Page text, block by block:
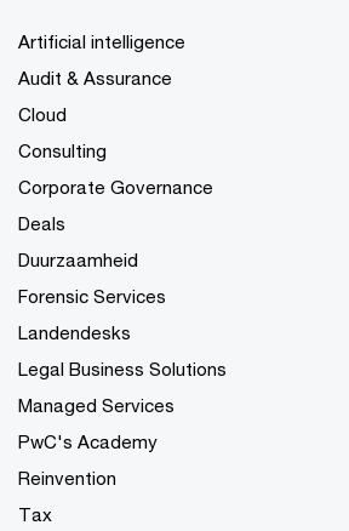
Artificial intelligence
Audit & Assurance
Cloud
Consulting
Corporate Governance
Deals
Duurzaamheid
Forensic Services
Landendesks
Legal Business Solutions
Managed Services
PwC's Academy
Reinvention
Tax